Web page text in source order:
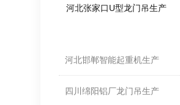
河北张家口U型龙门吊生产
河北邯郸智能起重机生产
四川绵阳铝厂龙门吊生产